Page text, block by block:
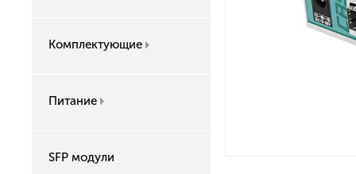
Комплектующие
Питание
SFP модули